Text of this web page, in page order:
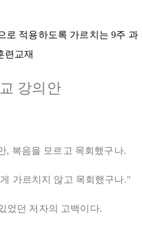
로 적용하도록 가르치는 9주 과
련교재
강의안
, 복음을 모르고 목회했구나.
가르치지 않고 목회했구나."
었던 저자의 고백이다.